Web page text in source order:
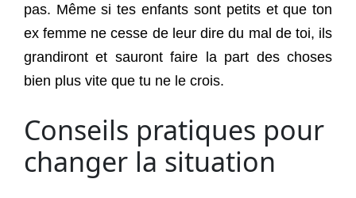
pas. Même si tes enfants sont petits et que ton
ex femme ne cesse de leur dire du mal de toi, ils
grandiront et sauront faire la part des choses
bien plus vite que tu ne le crois.
Conseils pratiques pour
changer la situation